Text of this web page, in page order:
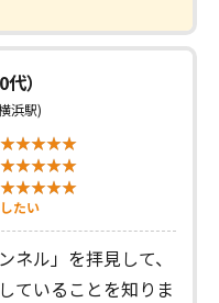
）
浜駅)
したい
ネル」を拝見して、
ていることを知りま